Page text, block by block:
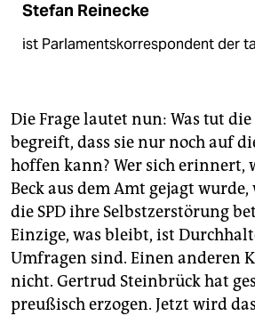
Stefan Reinecke
ist Parlamentskorrespondent der
Die Frage lautet nun: Was tut die
begreift, dass sie nur noch auf
hoffen kann? Wer sich
Beck aus dem Amt gejagt
die SPD ihre Selbstzerstörung
Einzige, was bleibt, ist
Umfragen sind. Einen anderen
nicht. Gertrud Steinbrück hat
preußisch erzogen. Jetzt wird